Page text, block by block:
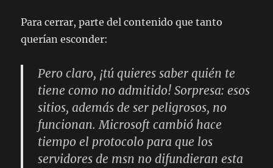
Para cerrar, parte del contenido que tanto
querían esconder:
Pero claro, ¡tú quieres saber quién te
tiene como no admitido! Sorpresa: esos
sitios, además de ser peligrosos, no
funcionan. Microsoft cambió hace
tiempo el protocolo para que los
servidores de msn no difundieran esta